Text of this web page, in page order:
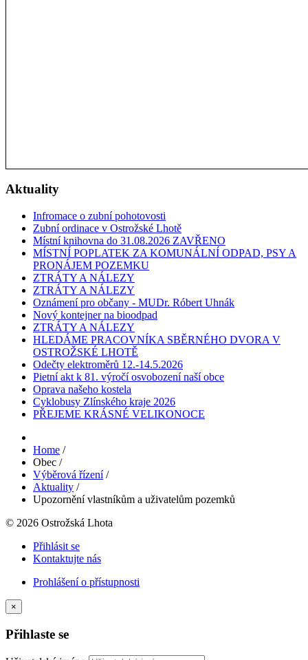
Aktuality
Infromace o zubní pohotovosti
Zubní ordinace v Ostrožské Lhotě
Místní knihovna do 31.08.2026 ZAVŘENO
MÍSTNÍ POPLATEK ZA KOMUNÁLNÍ ODPAD, PSY A
PRONÁJEM POZEMKU
ZTRÁTY A NÁLEZY
ZTRÁTY A NÁLEZY
Oznámení pro občany - MUDr. Róbert Uhnák
Nový kontejner na bioodpad
ZTRÁTY A NÁLEZY
HLEDÁME PRACOVNÍKA SBĚRNÉHO DVORA V
OSTROŽSKÉ LHOTĚ
Odečty elektroměrů 12.-14.5.2026
Pietní akt k 81. výročí osvobození naší obce
Oprava našeho kostela
Cyklobusy Zlínského kraje 2026
PŘEJEME KRÁSNÉ VELIKONOCE
Home /
Obec /
Výběrová řízení /
Aktuality /
Upozornění vlastníkům a uživatelům pozemků
© 2026 Ostrožská Lhota
Přihlásit se
Kontaktujte nás
Prohlášení o přístupnosti
×
Přihlaste se